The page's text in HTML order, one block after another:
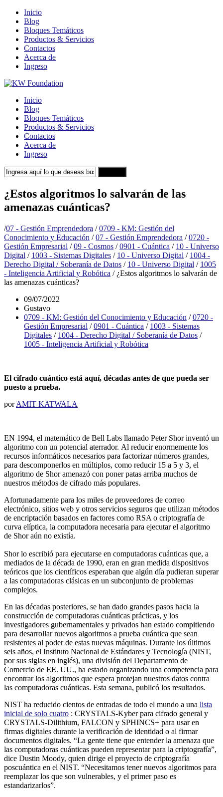
Inicio
Blog
Bloques Temáticos
Productos & Servicios
Contactos
Acerca de
Ingreso
Inicio
Blog
Bloques Temáticos
Productos & Servicios
Contactos
Acerca de
Ingreso
¿Estos algoritmos lo salvarán de las
amenazas cuánticas?
/07 - Gestión Emprendedora / 0709 - KM: Gestión del
Conocimiento y Educación / 07 - Gestión Emprendedora / 0720 -
Gestión Empresarial / 09 - Cosmos / 0901 - Cuántica / 10 - Universo
Digital / 1003 - Sistemas Digitales / 10 - Universo Digital / 1004 -
Derecho Digital / Soberanía de Datos / 10 - Universo Digital / 1005
- Inteligencia Artificial y Robótica /¿Estos algoritmos lo salvarán de
las amenazas cuánticas?
09/07/2022
Gustavo
0709 - KM: Gestión del Conocimiento y Educación /0720 -
Gestión Empresarial /0901 - Cuántica / 1003 - Sistemas
Digitales / 1004 - Derecho Digital / Soberanía de Datos /
1005 - Inteligencia Artificial y Robótica
El cifrado cuántico está aquí, décadas antes de que pueda ser
puesto a prueba.
porAMIT KATWALA
EN 1994, el matemático de Bell Labs llamado Peter Shor inventó un
algoritmo con un potencial aterrador. Al reducir enormemente los
recursos informáticos necesarios para factorizar números grandes,
para descomponerlos en múltiplos, como reducir 15 a 5 y 3, el
algoritmo de Shor amenazó con poner patas arriba muchos de
nuestros métodos de cifrado más populares.
Afortunadamente para los miles de proveedores de correo
electrónico, sitios web y otros servicios seguros que utilizan métodos
de encriptación basados ​​en factores como RSA o criptografía de
curva elíptica, la computadora necesaria para ejecutar el algoritmo
de Shor aún no existía.
Shor lo escribió para ejecutarse en computadoras cuánticas que, a
mediados de la década de 1990, eran en gran medida dispositivos
teóricos que los científicos esperaban que algún día pudieran superar
a las computadoras clásicas en un subconjunto de problemas
complejos.
En las décadas posteriores, se han dado grandes pasos hacia la
construcción de computadoras cuánticas prácticas, y los
investigadores gubernamentales y privados han estado compitiendo
para desarrollar nuevos algoritmos a prueba cuántica que sean
resistentes al poder de estas nuevas máquinas. Durante los últimos
seis años, el Instituto Nacional de Estándares y Tecnología (NIST,
por sus siglas en inglés), una división del Departamento de
Comercio de EE. UU., ha estado organizando una competencia para
encontrar los algoritmos que espera protejan nuestros datos contra
las computadoras cuánticas. Esta semana, publicó los resultados.
NIST ha reducido cientos de entradas de todo el mundo a una lista
inicial de solo cuatro : CRYSTALS-Kyber para cifrado general y
CRYSTALS-Dilithium, FALCON y SPHINCS+ para usar en
firmas digitales durante la verificación de identidad o al firmar
documentos digitales. “La gente tiene que entender la amenaza que
las computadoras cuánticas pueden representar para la criptografía”,
dice Dustin Moody, quien dirige el proyecto de criptografía
poscuántica en el NIST. “Necesitamos tener nuevos algoritmos para
reemplazar los que son vulnerables, y el primer paso es
estandarizarlos”.